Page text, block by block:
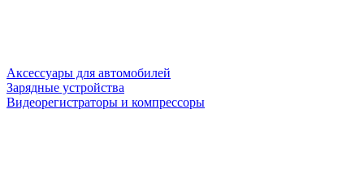
Аксессуары для автомобилей
Зарядные устройства
Видеорегистраторы и компрессоры